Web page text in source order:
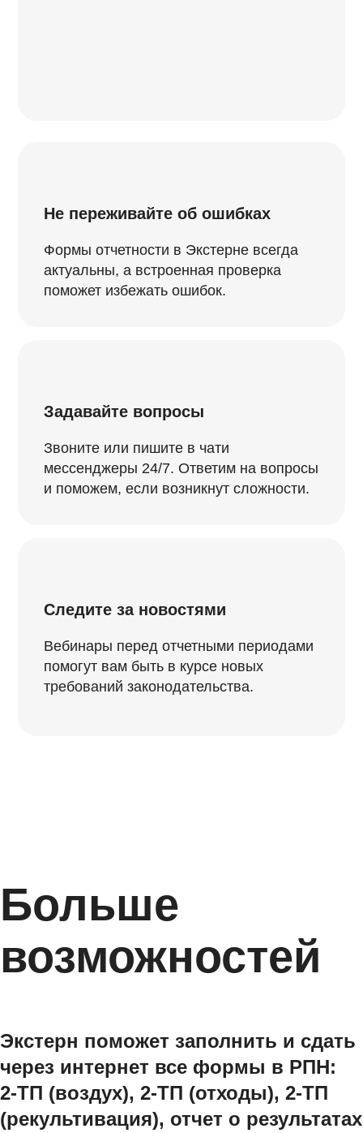
Не переживайте об ошибках
Формы отчетности в Экстерне всегда
актуальны, а встроенная проверка
поможет избежать ошибок.
Задавайте вопросы
Звоните или пишите в чати
мессенджеры 24/7. Ответим на вопросы
и поможем, если возникнут сложности.
Следите за новостями
Вебинары перед отчетными периодами
помогут вам быть в курсе новых
требований законодательства.
Больше
возможностей
Экстерн поможет заполнить и сдать
через интернет все формы в РПН:
2‑ТП (воздух), 2‑ТП (отходы), 2‑ТП
(рекультивация), отчет о результатах